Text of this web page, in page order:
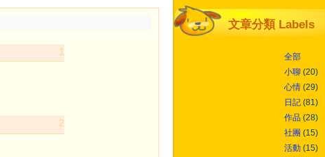
1
2
文章分類 Labels
全部
小聊 (20)
心情 (29)
日記 (81)
作品 (28)
社團 (15)
活動 (15)